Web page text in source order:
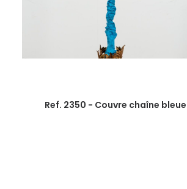
Ref. 2350 - Couvre chaîne bleue